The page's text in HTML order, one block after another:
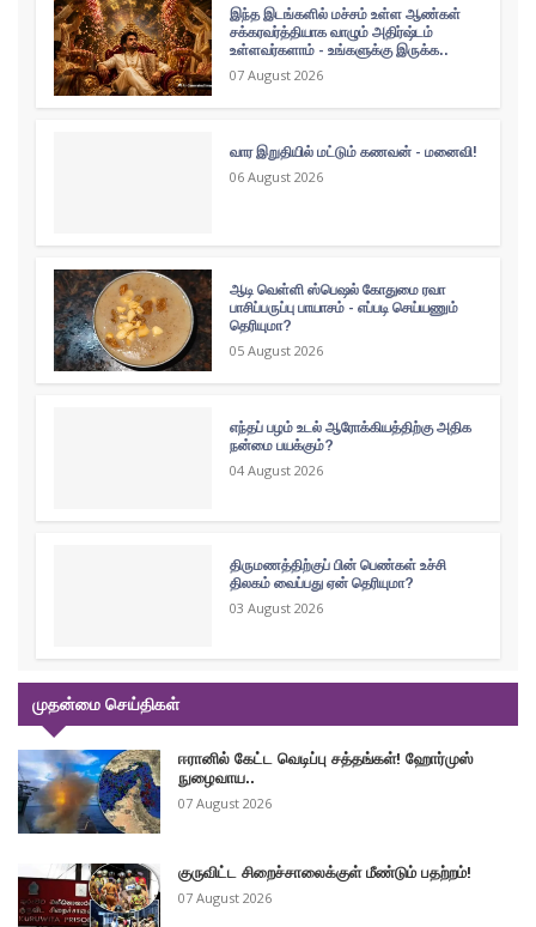
இந்த இடங்களில் மச்சம் உள்ள ஆண்கள்
சக்கரவர்த்தியாக வாழும் அதிர்ஷ்டம்
உள்ளவர்களாம் - உங்களுக்கு இருக்க..
07 August 2026
வார இறுதியில் மட்டும் கணவன் - மனைவி!
06 August 2026
ஆடி வெள்ளி ஸ்பெஷல் கோதுமை ரவா
பாசிப்பருப்பு பாயாசம் - எப்படி செய்யணும்
தெரியுமா?
05 August 2026
எந்தப் பழம் உடல் ஆரோக்கியத்திற்கு அதிக
நன்மை பயக்கும்?
04 August 2026
திருமணத்திற்குப் பின் பெண்கள் உச்சி
திலகம் வைப்பது ஏன் தெரியுமா?
03 August 2026
முதன்மை செய்திகள்
ஈரானில் கேட்ட வெடிப்பு சத்தங்கள்! ஹோர்முஸ்
நுழைவாய..
07 August 2026
குருவிட்ட சிறைச்சாலைக்குள் மீண்டும் பதற்றம்!
07 August 2026